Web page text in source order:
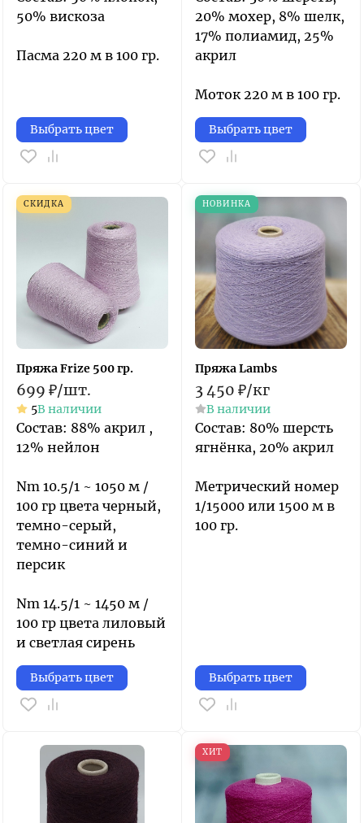
50% вискоза
Пасма 220 м в 100 гр.
Выбрать цвет
20% мохер, 8% шелк,
17% полиамид, 25%
акрил
Моток 220 м в 100 гр.
Выбрать цвет
СКИДКА
Пряжа Frize 500 гр.
699 ₽/шт.
5В наличии
​Состав: 88% акрил ,
12% нейлон
Nm 10.5/1 ~ 1050 м /
100 гр цвета черный,
темно-серый,
темно-синий и
персик
Nm 14.5/1 ~ 1450 м /
100 гр цвета лиловый
и светлая сирень
Выбрать цвет
НОВИНКА
Пряжа Lambs
3 450 ₽/кг
В наличии
​Состав: 80% шерсть
ягнёнка, 20% акрил
Метрический номер
1/15000 или 1500 м в
100 гр.
Выбрать цвет
ХИТ